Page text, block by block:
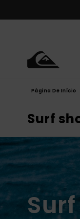
da
Página De Início
Surf